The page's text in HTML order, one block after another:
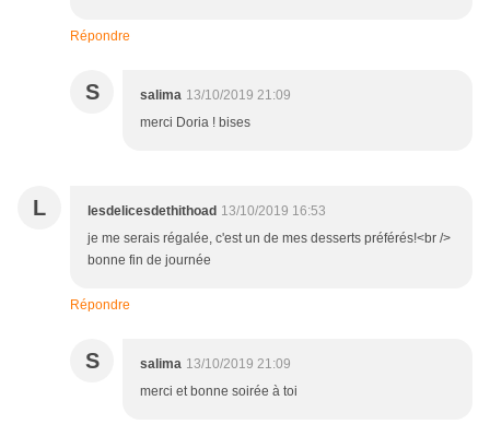
Répondre
S salima 13/10/2019 21:09
merci Doria ! bises
L lesdelicesdethithoad 13/10/2019 16:53
je me serais régalée, c'est un de mes desserts préférés!<br />
bonne fin de journée
Répondre
S salima 13/10/2019 21:09
merci et bonne soirée à toi